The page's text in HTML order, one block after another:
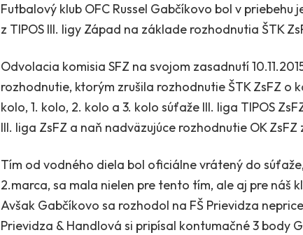
Futbalový klub OFC Russel Gabčíkovo bol v
z TIPOS III. ligy Západ na základe rozhodnutia ŠTK
Odvolacia komisia SFZ na svojom zasadnutí
rozhodnutie, ktorým zrušila rozhodnutie ŠTK ZsFZ o
kolo, 1. kolo, 2. kolo a 3. kolo súťaže III. liga TIPOS
III. liga ZsFZ a naň nadväzujúce rozhodnutie OK ZsFZ
Tím od vodného diela bol oficiálne vrátený do
2.marca, sa mala nielen pre tento tím, ale aj pre náš
Avšak Gabčíkovo sa rozhodol na FŠ Prievidza
Prievidza & Handlová si pripísal kontumačné 3 body